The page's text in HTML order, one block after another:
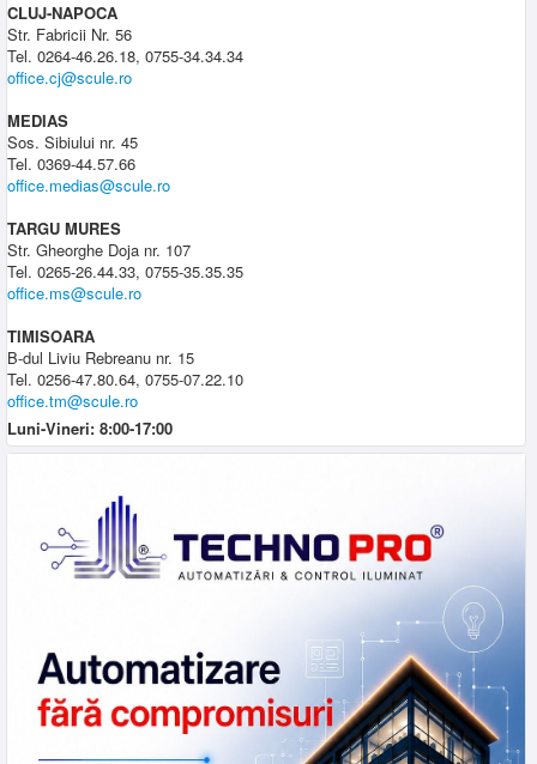
CLUJ-NAPOCA
Str. Fabricii Nr. 56
Tel. 0264-46.26.18, 0755-34.34.34
office.cj@scule.ro
MEDIAS
Sos. Sibiului nr. 45
Tel. 0369-44.57.66
office.medias@scule.ro
TARGU MURES
Str. Gheorghe Doja nr. 107
Tel. 0265-26.44.33, 0755-35.35.35
office.ms@scule.ro
TIMISOARA
B-dul Liviu Rebreanu nr. 15
Tel. 0256-47.80.64, 0755-07.22.10
office.tm@scule.ro
Luni-Vineri: 8:00-17:00